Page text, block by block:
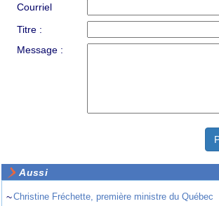
Courriel
Titre :
Message :
Aussi
~Christine Fréchette, première ministre du Québec